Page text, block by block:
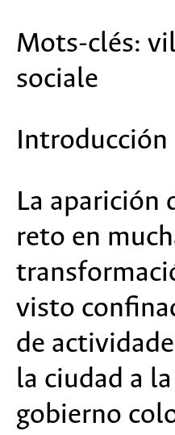
Mots-clés:
sociale
Introducción
La aparición
reto en
visto
de
la ciudad a
gobierno